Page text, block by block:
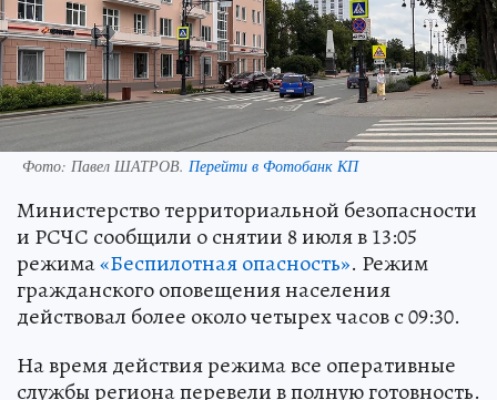
Фото: Павел ШАТРОВ. Перейти в Фотобанк КП
Министерство территориальной безопасности
и РСЧС сообщили о снятии 8 июля в 13:05
режима«Беспилотная опасность». Режим
гражданского оповещения населения
действовал более около четырех часов с 09:30.
На время действия режима все оперативные
службы региона перевели в полную готовность.